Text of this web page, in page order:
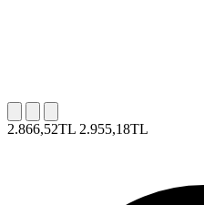
2.866,52TL 2.955,18TL